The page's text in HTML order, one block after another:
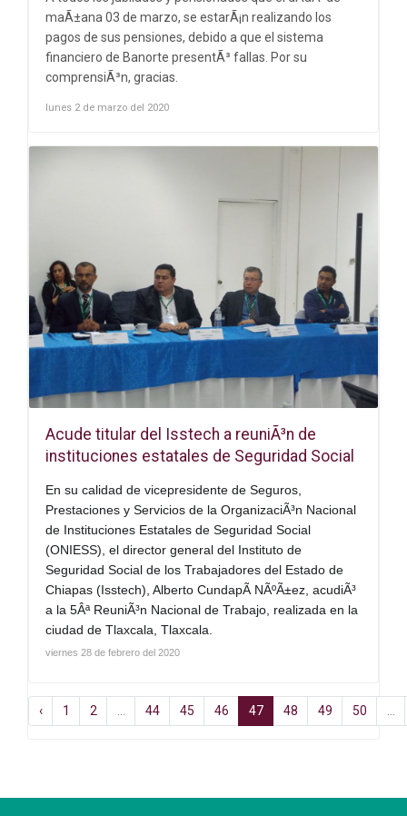
maÃ±ana 03 de marzo, se estarÃ¡n realizando los
pagos de sus pensiones, debido a que el sistema
financiero de Banorte presentÃ³ fallas. Por su
comprensiÃ³n, gracias.
lunes 2 de marzo del 2020
Acude titular del Isstech a reuniÃ³n de
instituciones estatales de Seguridad Social
En su calidad de vicepresidente de Seguros,
Prestaciones y Servicios de la OrganizaciÃ³n Nacional
de Instituciones Estatales de Seguridad Social
(ONIESS), el director general del Instituto de
Seguridad Social de los Trabajadores del Estado de
Chiapas (Isstech), Alberto CundapÃ­ NÃºÃ±ez, acudiÃ³
a la 5Âª ReuniÃ³n Nacional de Trabajo, realizada en la
ciudad de Tlaxcala, Tlaxcala.
viernes 28 de febrero del 2020
‹ 1 2 44 45 46 47 48 49 50